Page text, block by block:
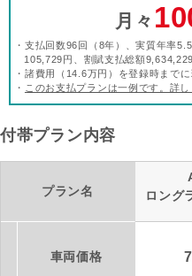
月々
・支払回数96回（8年）、実質年率
105,729円、割賦支払総額
・諸費用（14.6万円）を登録時まで
・ このお支払プランは一例です。詳
付帯プラン内容
プラン名
ロング
車両価格